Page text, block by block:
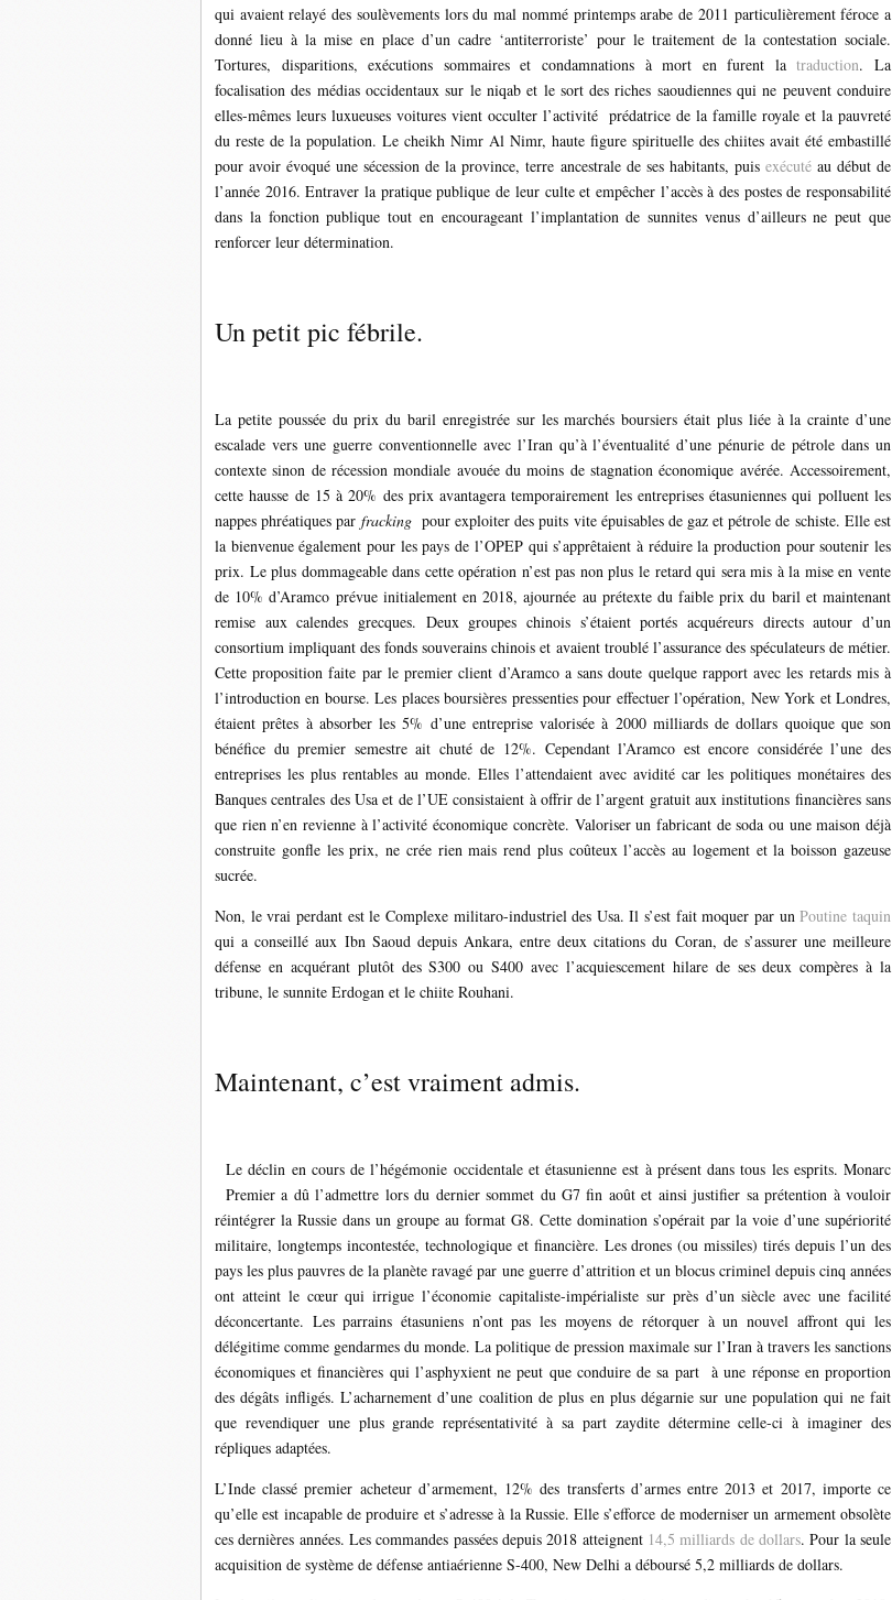
qui avaient relayé des soulèvements lors du mal nommé printemps arabe de 2011 particulièrement féroce a
donné lieu à la mise en place d’un cadre ‘antiterroriste’ pour le traitement de la contestation sociale.
Tortures, disparitions, exécutions sommaires et condamnations à mort en furent latraduction. La
focalisation des médias occidentaux sur le niqab et le sort des riches saoudiennes qui ne peuvent conduire
elles-mêmes leurs luxueuses voitures vient occulter l’activité prédatrice de la famille royale et la pauvreté
du reste de la population. Le cheikh Nimr Al Nimr, haute figure spirituelle des chiites avait été embastillé
pour avoir évoqué une sécession de la province, terre ancestrale de ses habitants, puis exécutéau début de
l’année 2016. Entraver la pratique publique de leur culte et empêcher l’accès à des postes de responsabilité
dans la fonction publique tout en encourageant l’implantation de sunnites venus d’ailleurs ne peut que
renforcer leur détermination.
Un petit pic fébrile.
La petite poussée du prix du baril enregistrée sur les marchés boursiers était plus liée à la crainte d’une
escalade vers une guerre conventionnelle avec l’Iran qu’à l’éventualité d’une pénurie de pétrole dans un
contexte sinon de récession mondiale avouée du moins de stagnation économique avérée. Accessoirement,
cette hausse de 15 à 20% des prix avantagera temporairement les entreprises étasuniennes qui polluent les
nappes phréatiques par frackingpour exploiter des puits vite épuisables de gaz et pétrole de schiste. Elle est
la bienvenue également pour les pays de l’OPEP qui s’apprêtaient à réduire la production pour soutenir les
prix. Le plus dommageable dans cette opération n’est pas non plus le retard qui sera mis à la mise en vente
de 10% d’Aramco prévue initialement en 2018, ajournée au prétexte du faible prix du baril et maintenant
remise aux calendes grecques. Deux groupes chinois s’étaient portés acquéreurs directs autour d’un
consortium impliquant des fonds souverains chinois et avaient troublé l’assurance des spéculateurs de métier.
Cette proposition faite par le premier client d’Aramco a sans doute quelque rapport avec les retards mis à
l’introduction en bourse. Les places boursières pressenties pour effectuer l’opération, New York et Londres,
étaient prêtes à absorber les 5% d’une entreprise valorisée à 2000 milliards de dollars quoique que son
bénéfice du premier semestre ait chuté de 12%. Cependant l’Aramco est encore considérée l’une des
entreprises les plus rentables au monde. Elles l’attendaient avec avidité car les politiques monétaires des
Banques centrales des Usa et de l’UE consistaient à offrir de l’argent gratuit aux institutions financières sans
que rien n’en revienne à l’activité économique concrète. Valoriser un fabricant de soda ou une maison déjà
construite gonfle les prix, ne crée rien mais rend plus coûteux l’accès au logement et la boisson gazeuse
sucrée.
Non, le vrai perdant est le Complexe militaro-industriel des Usa. Il s’est fait moquer par unPoutine taquin
qui a conseillé aux Ibn Saoud depuis Ankara, entre deux citations du Coran, de s’assurer une meilleure
défense en acquérant plutôt des S300 ou S400 avec l’acquiescement hilare de ses deux compères à la
tribune, le sunnite Erdogan et le chiite Rouhani.
Maintenant, c’est vraiment admis.
Le déclin en cours de l’hégémonie occidentale et étasunienne est à présent dans tous les esprits. Monarc
Premier a dû l’admettre lors du dernier sommet du G7 fin août et ainsi justifier sa prétention à vouloir
réintégrer la Russie dans un groupe au format G8. Cette domination s’opérait par la voie d’une supériorité
militaire, longtemps incontestée, technologique et financière. Les drones (ou missiles) tirés depuis l’un des
pays les plus pauvres de la planète ravagé par une guerre d’attrition et un blocus criminel depuis cinq années
ont atteint le cœur qui irrigue l’économie capitaliste-impérialiste sur près d’un siècle avec une facilité
déconcertante. Les parrains étasuniens n’ont pas les moyens de rétorquer à un nouvel affront qui les
délégitime comme gendarmes du monde. La politique de pression maximale sur l’Iran à travers les sanctions
économiques et financières qui l’asphyxient ne peut que conduire de sa part à une réponse en proportion
des dégâts infligés. L’acharnement d’une coalition de plus en plus dégarnie sur une population qui ne fait
que revendiquer une plus grande représentativité à sa part zaydite détermine celle-ci à imaginer des
répliques adaptées.
L’Inde classé premier acheteur d’armement, 12% des transferts d’armes entre 2013 et 2017, importe ce
qu’elle est incapable de produire et s’adresse à la Russie. Elle s’efforce de moderniser un armement obsolète
ces dernières années. Les commandes passées depuis 2018 atteignent 14,5 milliards de dollars. Pour la seule
acquisition de système de défense antiaérienne S-400, New Delhi a déboursé 5,2 milliards de dollars.